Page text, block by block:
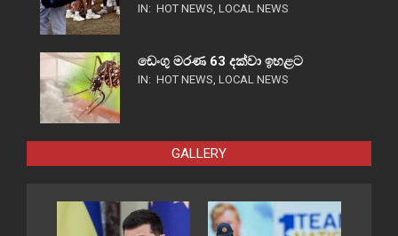
IN: HOT NEWS LOCAL NEWS
ඩෙංගු මරණ 63 දක්වා ඉහළට
IN: HOT NEWS LOCAL NEWS
GALLERY